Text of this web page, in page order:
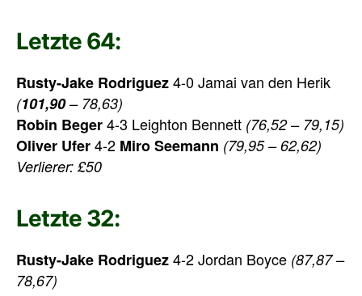
Letzte 64:
Rusty-Jake Rodriguez4-0 Jamai van den Herik
(101,90– 78,63)
Robin Beger4-3 Leighton Bennett (76,52 – 79,15)
Oliver Ufer4-2 Miro Seemann (79,95 – 62,62)
Verlierer: £50
Letzte 32:
Rusty-Jake Rodriguez4-2 Jordan Boyce (87,87 –
78,67)